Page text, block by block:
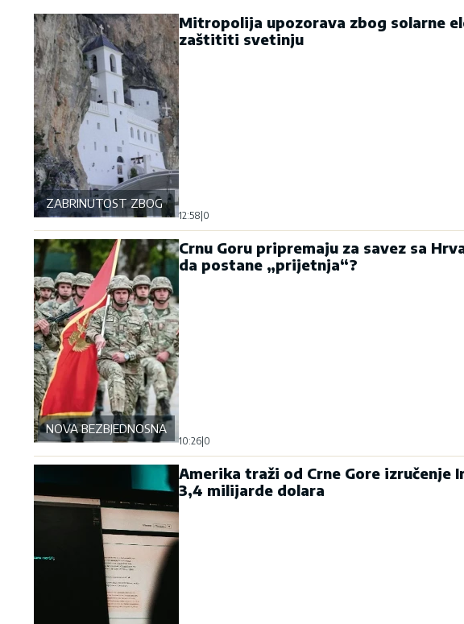
ZABRINUTOST ZBOG OSTROGA
Mitropolija upozorava zbog solarne
zaštititi svetinju
12:58 0
NOVA BEZBJEDNOSNA OSOVINA
Crnu Goru pripremaju za savez sa
da postane „prijetnja“?
10:26 0
Amerika traži od Crne Gore izručenje
3,4 milijarde dolara